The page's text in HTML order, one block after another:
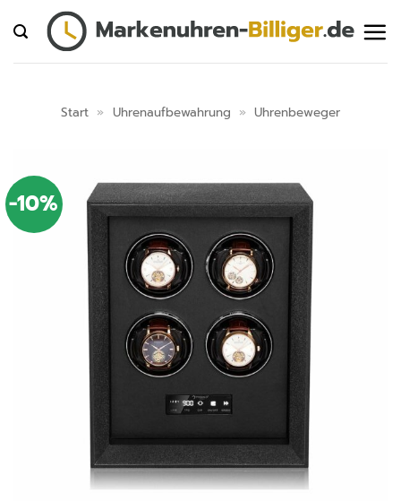
Inhalt
springen
Start » Uhrenaufbewahrung » Uhrenbeweger
-10%